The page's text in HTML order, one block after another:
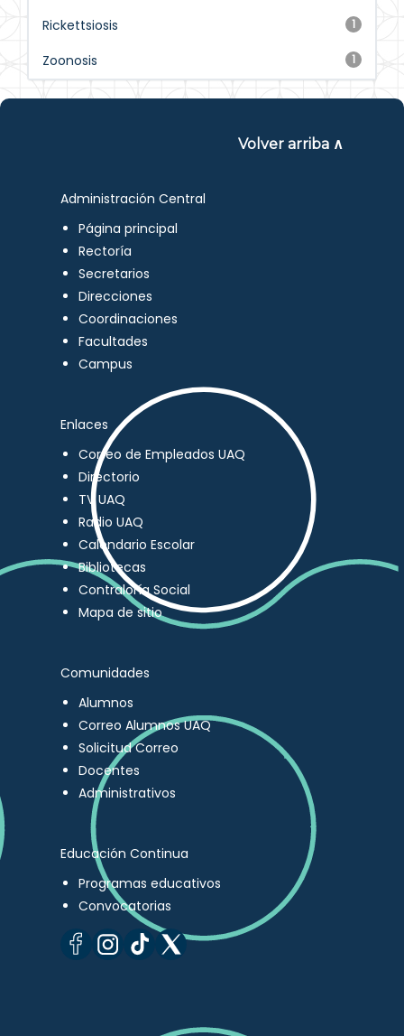
1
Rickettsiosis
1
Zoonosis
Volver arriba ∧
Administración Central
Página principal
Rectoría
Secretarios
Direcciones
Coordinaciones
Facultades
Campus
Enlaces
Correo de Empleados UAQ
Directorio
TV UAQ
Radio UAQ
Calendario Escolar
Bibliotecas
Contraloría Social
Mapa de sitio
Comunidades
Alumnos
Correo Alumnos UAQ
Solicitud Correo
Docentes
Administrativos
Educación Continua
Programas educativos
Convocatorias